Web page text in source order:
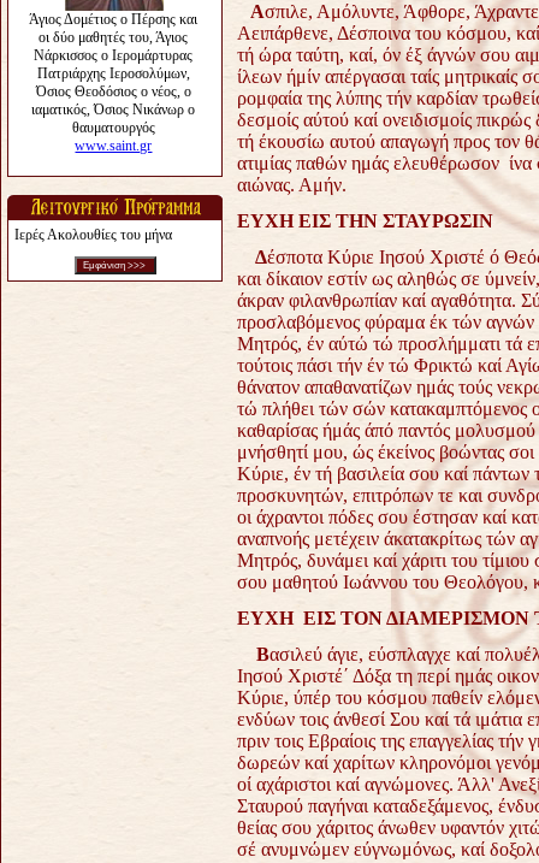
Ιερές Ακολουθίες του μήνα
Ασπιλε, Αμόλυντε, Άφθορε,
Αειπάρθενε, Δέσποινα του κόσμου,
τή ώρα ταύτη, καί, όν έξ άγνών σου
ίλεων ήμίν απέργασαι ταίς μητρικαίς
ρομφαία της λύπης τήν καρδίαν
δεσμοίς αύτού καί ονειδισμοίς
τή έκουσίω αυτού απαγωγή προς τον
ατιμίας παθών ημάς ελευθέρωσον
αιώνας. Αμήν.
ΕΥΧΗ ΕΙΣ ΤΗΝ ΣΤΑΥΡΩΣΙΝ
Δέσποτα Κύριε Ιησού Χριστέ ό
και δίκαιον εστίν ως αληθώς σε
άκραν φιλανθρωπίαν καί αγαθότητα.
προσλαβόμενος φύραμα έκ τών αγνών
Μητρός, έν αύτώ τώ προσλήμματι τά
τούτοις πάσι τήν έν τώ Φρικτώ καί
θάνατον απαθανατίζων ημάς τούς
τώ πλήθει τών σών κατακαμπτόμενος
καθαρίσας ήμάς άπό παντός
μνήσθητί μου, ώς έκείνος βοώντας
Κύριε, έν τή βασιλεία σου καί
προσκυνητών, επιτρόπων τε και
οι άχραντοι πόδες σου έστησαν καί
αναπνοής μετέχειν άκατακρίτως τών
Μητρός, δυνάμει καί χάριτι του
σου μαθητού Ιωάννου του Θεολόγου,
ΕΥΧΗ ΕΙΣ ΤΟΝ ΔΙΑΜΕΡΙΣΜΟΝ
Βασιλεύ άγιε, εύσπλαγχε καί
Ιησού Χριστέ΄ Δόξα τη περί ημάς
Κύριε, ύπέρ του κόσμου παθείν
ενδύων τοις άνθεσί Σου καί τά ιμάτια
πριν τοις Εβραίοις της επαγγελίας
δωρεών καί χαρίτων κληρονόμοι
οί αχάριστοι καί αγνώμονες. Άλλ'
Σταυρού παγήναι καταδεξάμενος,
θείας σου χάριτος άνωθεν υφαντόν
σέ ανυμνώμεν εύγνωμόνως, καί